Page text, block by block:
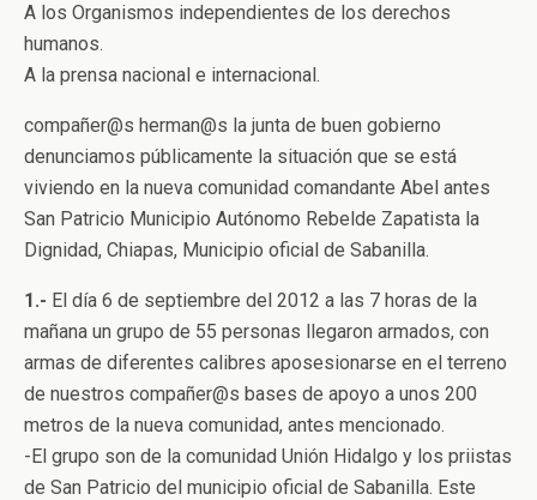
A los Organismos independientes de los derechos
humanos.
A la prensa nacional e internacional.
compañer@s herman@s la junta de buen gobierno
denunciamos públicamente la situación que se está
viviendo en la nueva comunidad comandante Abel antes
San Patricio Municipio Autónomo Rebelde Zapatista la
Dignidad, Chiapas, Municipio oficial de Sabanilla.
1.- El día 6 de septiembre del 2012 a las 7 horas de la
mañana un grupo de 55 personas llegaron armados, con
armas de diferentes calibres aposesionarse en el terreno
de nuestros compañer@s bases de apoyo a unos 200
metros de la nueva comunidad, antes mencionado.
-El grupo son de la comunidad Unión Hidalgo y los priistas
de San Patricio del municipio oficial de Sabanilla. Este